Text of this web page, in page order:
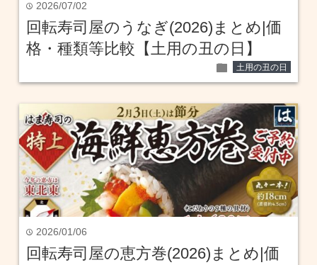
time 2026/07/02
回転寿司屋のうなぎ(2026)まとめ|価
格・種類等比較【土用の丑の日】
folder 土用の丑の日
time 2026/01/06
回転寿司屋の恵方巻(2026)まとめ|価